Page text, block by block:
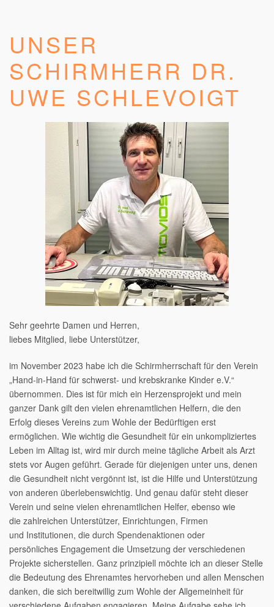
UNSER
SCHIRMHERR DR.
UWE SCHLEVOIGT
Schirmherr
Sehr geehrte Damen und Herren,
liebes Mitglied, liebe Unterstützer,
im November 2023 habe ich die Schirmherrschaft für den Verein
„Hand-in-Hand für schwerst- und krebskranke Kinder e.V.“
übernommen. Dies ist für mich ein Herzensprojekt und mein
ganzer Dank gilt den vielen ehrenamtlichen Helfern, die den
Erfolg dieses Vereins zum Wohle der Bedürftigen erst
ermöglichen. Wie wichtig die Gesundheit für ein unkompliziertes
Leben im Alltag ist, wird mir durch meine tägliche Arbeit als Arzt
stets vor Augen geführt. Gerade für diejenigen unter uns, denen
die Gesundheit nicht vergönnt ist, ist die Hilfe und Unterstützung
von anderen überlebenswichtig. Und genau dafür steht dieser
Verein und seine vielen ehrenamtlichen Helfer, ebenso wie
die zahlreichen Unterstützer, Einrichtungen, Firmen
und Institutionen, die durch Spendenaktionen oder
persönliches Engagement die Umsetzung der verschiedenen
Projekte sicherstellen. Ganz prinzipiell möchte ich an dieser Stelle
die Bedeutung des Ehrenamtes hervorheben und allen Menschen
danken, die sich bereitwillig zum Wohle der Allgemeinheit für